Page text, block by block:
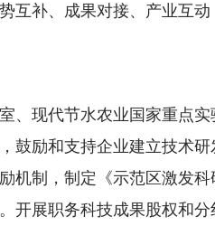
互补、成果对接、产业互动
、现代节水农业国家重点
鼓励和支持企业建立技术
机制，制定《示范区激发
开展职务科技成果股权和